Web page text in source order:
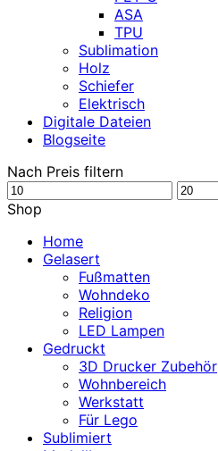
ASA
TPU
Sublimation
Holz
Schiefer
Elektrisch
Digitale Dateien
Blogseite
Nach Preis filtern
Min.
Preis
Max.
Shop
Home
Gelasert
Fußmatten
Wohndeko
Religion
LED Lampen
Gedruckt
3D Drucker Zubehör
Wohnbereich
Werkstatt
Für Lego
Sublimiert